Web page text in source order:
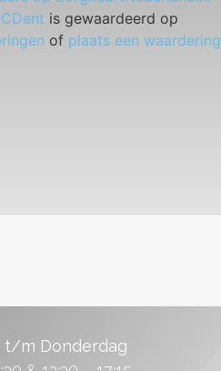
is gewaardeerd op
of plaats een waardering
t/m Donderdag